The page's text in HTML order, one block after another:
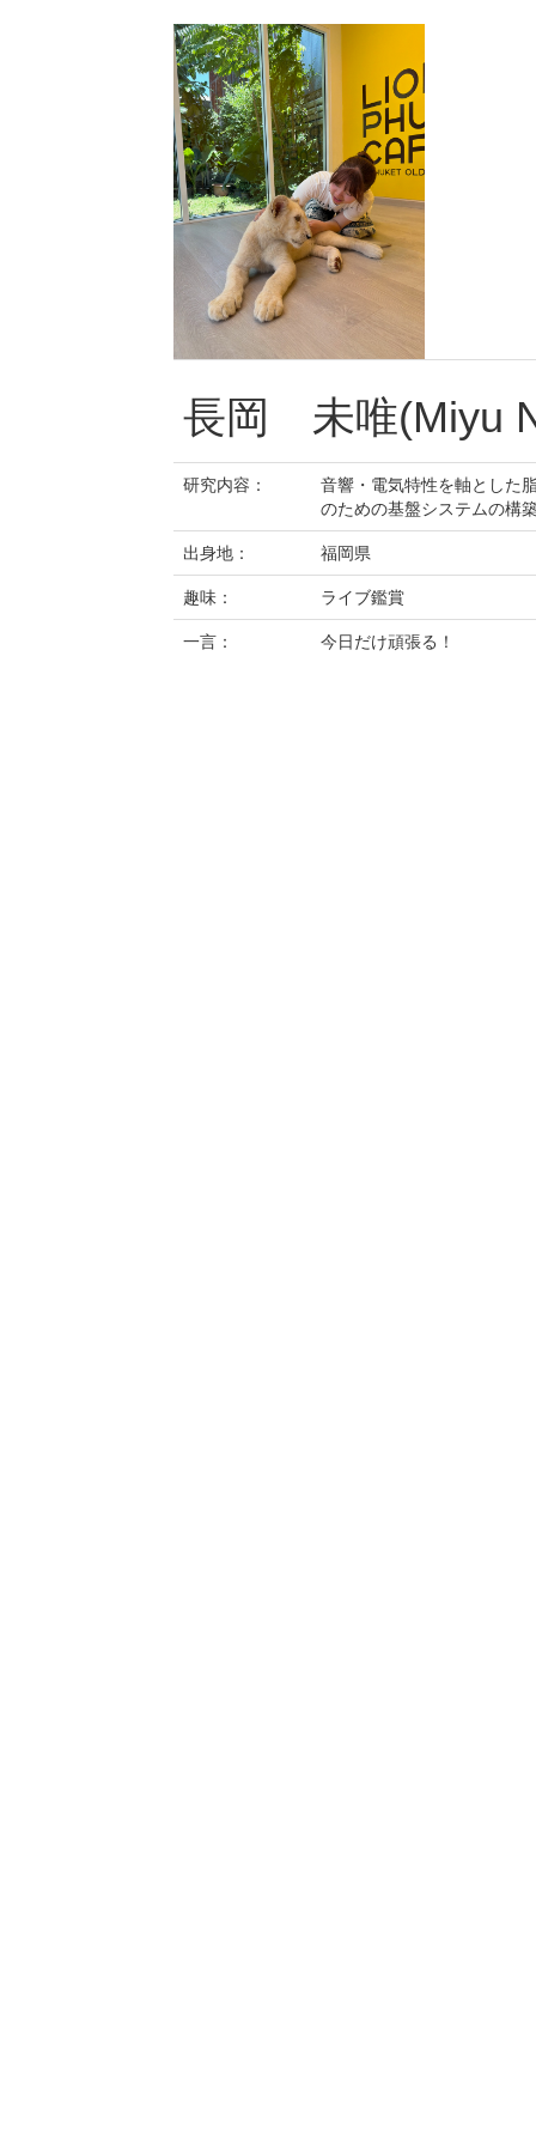
長岡 未唯(Miyu
研究内容：
音響・電気特性を軸とした
のための基盤システムの構
出身地： 福岡県
趣味： ライブ鑑賞
一言： 今日だけ頑張る！